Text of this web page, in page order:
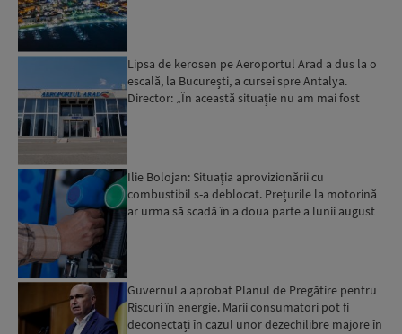
Lipsa de kerosen pe Aeroportul Arad a dus la o
escală, la București, a cursei spre Antalya.
Director: „În această situație nu am mai fost
Ilie Bolojan: Situaţia aprovizionării cu
combustibil s-a deblocat. Prețurile la motorină
ar urma să scadă în a doua parte a lunii august
Guvernul a aprobat Planul de Pregătire pentru
Riscuri în energie. Marii consumatori pot fi
deconectați în cazul unor dezechilibre majore în